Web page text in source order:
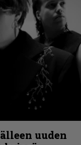
uuden